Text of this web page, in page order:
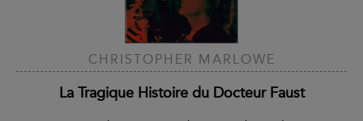
CHRISTOPHER MARLOWE
La Tragique Histoire du Docteur Faust